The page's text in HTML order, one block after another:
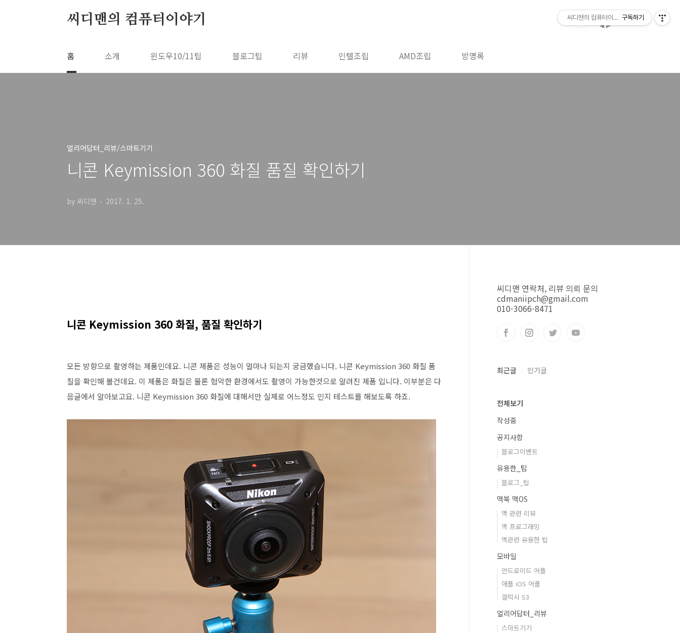
씨디맨의 컴퓨터이야기
홈 소개 윈도우10/11팁 블로그팁 리뷰 인텔조립 AMD조립 방명록
얼리어답터_리뷰/스마트기기
니콘 Keymission 360 화질 품질 확인하기
by 씨디맨 2017. 1. 25.
니콘 Keymission 360 화질, 품질 확인하기
모든 방향으로 촬영하는 제품인데요. 니콘 제품은 성능이 얼마나 되는지 궁금했습니다. 니콘 Keymission 360 화질 품
질을 확인해 볼건데요. 이 제품은 화질은 물론 험악한 환경에서도 촬영이 가능한것으로 알려진 제품 입니다. 이부분은 다
음글에서 알아보고요. 니콘 Keymission 360 화질에 대해서만 실제로 어느정도 인지 테스트를 해보도록 하죠.
씨디맨 연락처, 리뷰 의뢰 문의
cdmaniipch@gmail.com
010-3066-8471
최근글 인기글
전체보기
작성중
공지사항
블로그이벤트
유용한_팁
블로그_팁
맥북 맥OS
맥 관련 리뷰
맥 프로그래밍
맥관련 유용한 팁
모바일
안드로이드 어플
애플 iOS 어플
갤럭시 S3
얼리어답터_리뷰
스마트기기
씨디맨의 컴퓨터이야기구독하기